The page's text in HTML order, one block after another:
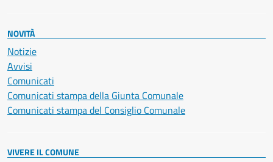
NOVITÀ
Notizie
Avvisi
Comunicati
Comunicati stampa della Giunta Comunale
Comunicati stampa del Consiglio Comunale
VIVERE IL COMUNE